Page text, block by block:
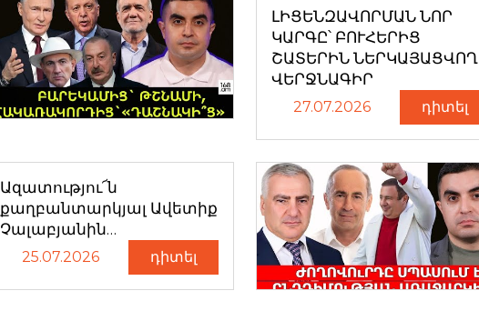
ԼԻՑԵՆԶԱՎՈՐՄԱՆ ՆՈՐ
ԿԱՐԳԸ՝ ԲՈՒՀԵՐԻՑ
ՇԱՏԵՐԻՆ ՆԵՐԿԱՅԱՑՎՈՂ
ՎԵՐՋՆԱԳԻՐ
27.07.2026 դիտել
Ազատությու՜ն
քաղբանտարկյալ Ավետիք
Չալաբյանին…
25.07.2026 դիտել